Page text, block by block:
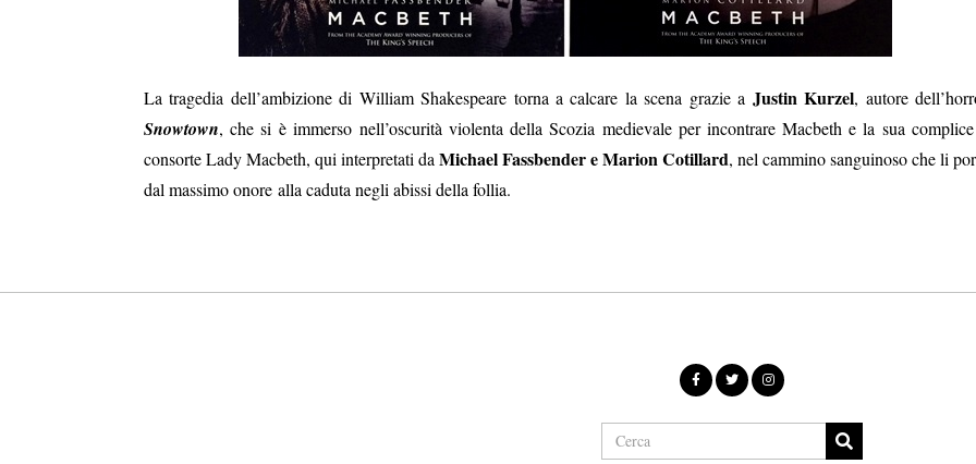
La tragedia dell’ambizione di William Shakespeare torna a calcare la scena grazie a Justin Kurzel, autore
Snowtown, che si è immerso nell’oscurità violenta della Scozia medievale per incontrare Macbeth e la sua
consorte Lady Macbeth, qui interpretati da Michael Fassbender e Marion Cotillard, nel cammino sanguinoso che li
dal massimo onore alla caduta negli abissi della follia.